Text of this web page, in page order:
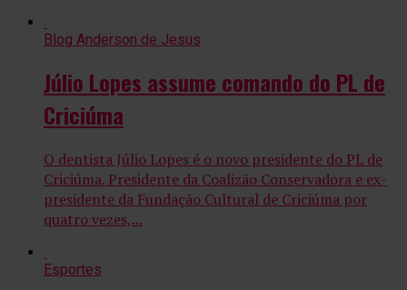
Blog Anderson de Jesus
Júlio Lopes assume comando do PL de
Criciúma
O dentista Júlio Lopes é o novo presidente do PL de
Criciúma. Presidente da Coalizão Conservadora e ex-
presidente da Fundação Cultural de Criciúma por
quatro vezes,...
Esportes